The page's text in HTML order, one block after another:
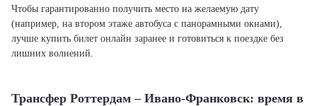
Чтобы гарантированно получить место на желаемую дату
(например, на втором этаже автобуса с панорамными окнами),
лучше купить билет онлайн заранее и готовиться к поездке без
лишних волнений.
Трансфер Роттердам – Ивано-Франковск: время в